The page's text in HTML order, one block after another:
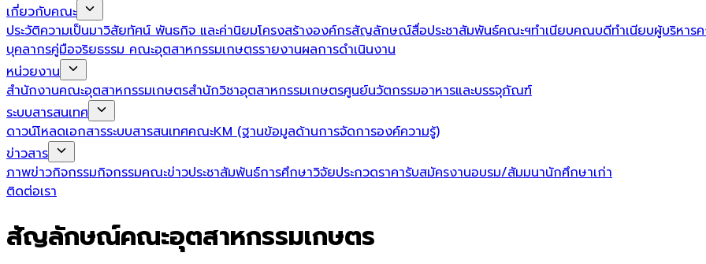
เกี่ยวกับคณะ
ประวัติความเป็นมาวิสัยทัศน์ พันธกิจ และค่านิยมโครงสร้างองค์กรสัญลักษณ์สื่อประชาสัมพันธ์คณะฯทำเนียบคณบดีทำเนียบผู้บริหาร
บุคลากรคู่มือจริยธรรม คณะอุตสาหกรรมเกษตรรายงานผลการดำเนินงาน
หน่วยงาน
สำนักงานคณะอุตสาหกรรมเกษตรสำนักวิชาอุตสาหกรรมเกษตรศูนย์นวัตกรรมอาหารและบรรจุภัณฑ์
ระบบสารสนเทศ
ดาวน์โหลดเอกสารระบบสารสนเทศคณะKM (ฐานข้อมูลด้านการจัดการองค์ความรู้)
ข่าวสาร
ภาพข่าวกิจกรรมกิจกรรมคณะข่าวประชาสัมพันธ์การศึกษาวิจัยประกวดราคารับสมัครงานอบรม/สัมมนานักศึกษาเก่า
ติดต่อเรา
สัญลักษณ์คณะอุตสาหกรรมเกษตร